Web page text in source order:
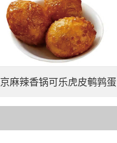
麻辣香锅可乐虎皮鹌鹑蛋